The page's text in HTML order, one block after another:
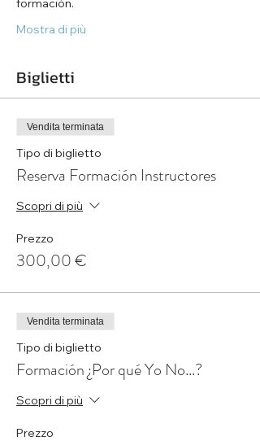
formación.
Mostra di più
Biglietti
Vendita terminata
Tipo di biglietto
Reserva Formación Instructores
Scopri di più
Prezzo
300,00 €
Vendita terminata
Tipo di biglietto
Formación ¿Por qué Yo No...?
Scopri di più
Prezzo